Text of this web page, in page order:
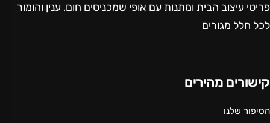
פריטי עיצוב הבית ומתנות עם אופי שמכניסים חום, ענין והומור
לכל חלל מגורים
קישורים מהירים
הסיפור שלנו